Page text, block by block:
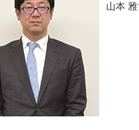
山本